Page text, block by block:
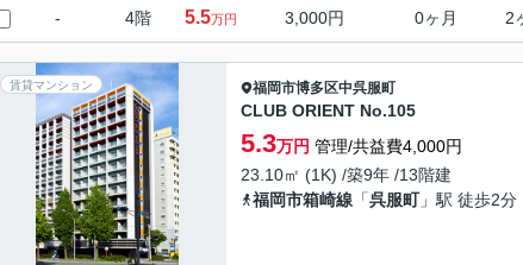
- 4階 5.5万円 3,000円 0ヶ月 2
賃貸マンション 福岡市博多区中呉服町
CLUB ORIENT No.105
5.3万円 管理/共益費4,000円
23.10㎡ (1K) /築9年 /13階建
福岡市箱崎線 「呉服町」駅 徒歩2分